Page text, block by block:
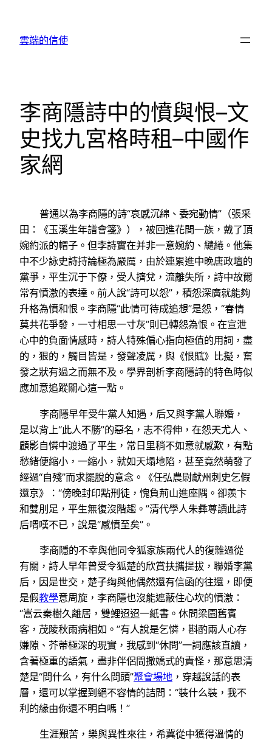
雲端的信使
李商隱詩中的憤與恨–文
史找九宮格時租–中國作
家網
普通以為李商隱的詩“哀感沉綿、委宛動情”（張采
田：《玉溪生年譜會箋》），被回進花間一族，戴了頂
婉約派的帽子。但李詩實在并非一意婉約、繾綣。他集
中不少詠史詩持論極為嚴厲，由於連累進中晚唐政壇的
黨爭，平生沉于下僚，受人擠兌，流離失所，詩中故爾
常有憤激的表達。前人說“詩可以怨”，積怨深廣就能夠
升格為憤和恨。李商隱“此情可待成追想”是怨，“春情
莫共花爭發，一寸相思一寸灰”則已轉怨為恨。在宣泄
心中的負面情感時，詩人特殊偏心指向極值的用詞，盡
的，狠的，觸目皆是，發聲凌厲，與《恨賦》比擬，奮
發之狀有過之而無不及。學界剖析李商隱詩的特色時似
應加意追蹤關心這一點。
李商隱早年受牛黨人知遇，后又與李黨人聯婚，
是以背上“此人不勝”的惡名，志不得伸，在怨天尤人、
顧影自憐中渡過了平生，常日里稍不如意就感歎，有點
愁緒便縮小，一縮小，就如天塌地陷，甚至竟然萌發了
經過“自殘”而求擺脫的意念。《任弘農尉獻州刺史乞假
還京》：“傍晚封印點刑徒，愧負荊山進座隅。卻羨卞
和雙刖足，平生無復沒階趨。”清代學人朱彝尊讀此詩
后喟嘆不已，說是“感憤至矣”。
李商隱的不幸與他同令狐家族兩代人的復雜過從
有關，詩人早年曾受令狐楚的欣賞扶攜提拔，聯婚李黨
后，因是世交，楚子绹與他偶然還有信函的往還，即便
是假教學意周旋，李商隱也沒能遮蔽住心坎的憤激：
“嵩云秦樹久離居，雙鯉迢迢一紙書。休問梁園舊賓
客，茂陵秋雨病相如。”有人說是乞憐，斟酌兩人心存
嫌隙、芥蒂極深的現實，我感到“休問”一詞應該直讀，
含著極重的語氣，盡非伴侶間撒嬌式的責怪，那意思清
楚是“問什么，有什么問頭”聚會場地 ，穿越說話的表
層，還可以掌握到絕不容情的詰問：“裝什么裝，我不
利的緣由你還不明白嗎！”
生涯艱苦，樂與異性來往，希冀從中獲得溫情的